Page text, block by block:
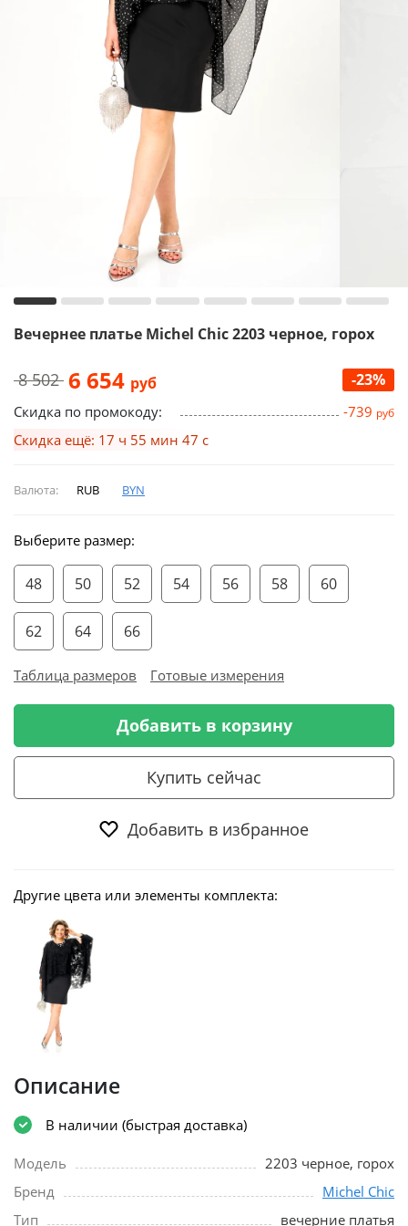
Вечернее платье Michel Chic 2203 черное, горох
8 502 6 654 руб -23%
Скидка по промокоду: -739 руб
Скидка ещё: 17 ч 55 мин 46 с
Валюта: RUB BYN
Выберите размер:
48 50 52 54 56 58 60
62 64 66
Таблица размеров Готовые измерения
Добавить в корзину
Купить сейчас
Добавить в избранное
Другие цвета или элементы комплекта:
Описание
В наличии (быстрая доставка)
Модель
2203 черное, горох
Бренд
Michel Chic
Тип
вечерние платья